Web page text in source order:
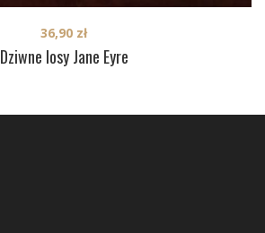
Dziwne losy Jane Eyre
36,90 zł